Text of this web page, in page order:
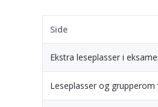
Side
Ekstra leseplasser i
Leseplasser og